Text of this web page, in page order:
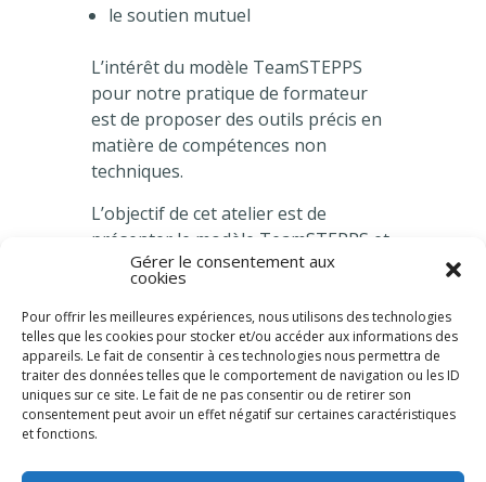
Gérer le consentement aux
cookies
Pour offrir les meilleures expériences, nous utilisons des technologies
telles que les cookies pour stocker et/ou accéder aux informations des
appareils. Le fait de consentir à ces technologies nous permettra de
traiter des données telles que le comportement de navigation ou les ID
uniques sur ce site. Le fait de ne pas consentir ou de retirer son
consentement peut avoir un effet négatif sur certaines caractéristiques
et fonctions.
le soutien mutuel
L’intérêt du modèle TeamSTEPPS
pour notre pratique de formateur
est de proposer des outils précis en
matière de compétences non
techniques.
L’objectif de cet atelier est de
présenter le modèle TeamSTEPPS et
de réfléchir ensemble sur quelques
outils tels que le SAED, la
communication sécurisée, les
responsabilités des leaders ou le
monitorage de la situation.
Au-delà de l’outil, c’est son utilisation
dans notre pratique, tant